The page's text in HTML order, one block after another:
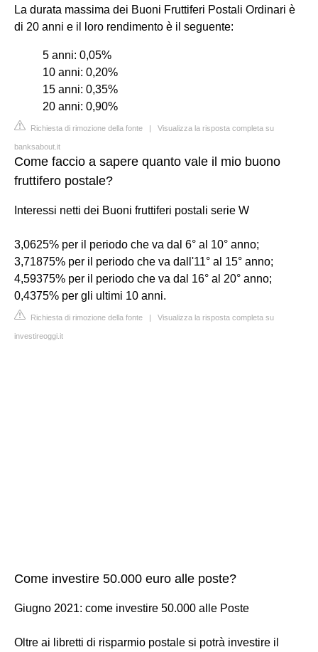
La durata massima dei Buoni Fruttiferi Postali Ordinari è
di 20 anni e il loro rendimento è il seguente:
5 anni: 0,05%
10 anni: 0,20%
15 anni: 0,35%
20 anni: 0,90%
Richiesta di rimozione della fonte | Visualizza la risposta completa su
banksabout.it
Come faccio a sapere quanto vale il mio buono
fruttifero postale?
Interessi netti dei Buoni fruttiferi postali serie W
3,0625% per il periodo che va dal 6° al 10° anno;
3,71875% per il periodo che va dall'11° al 15° anno;
4,59375% per il periodo che va dal 16° al 20° anno;
0,4375% per gli ultimi 10 anni.
Richiesta di rimozione della fonte | Visualizza la risposta completa su
investireoggi.it
Come investire 50.000 euro alle poste?
Giugno 2021: come investire 50.000 alle Poste
Oltre ai libretti di risparmio postale si potrà investire il